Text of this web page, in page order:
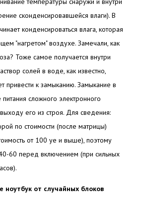
сконденсировавшейся влаги). В
конденсироваться влага, которая
"нагретом" воздухе. Замечали, как
Тоже самое получается внутри
солей в воде, как известно,
привести к замыканию. Замыкание в
питания сложного электронного
его из строя. Для сведения:
по стоимости (после матрицы)
от 100 уе и выше), поэтому
60 перед включением (при сильных
ноутбук от случайных блоков